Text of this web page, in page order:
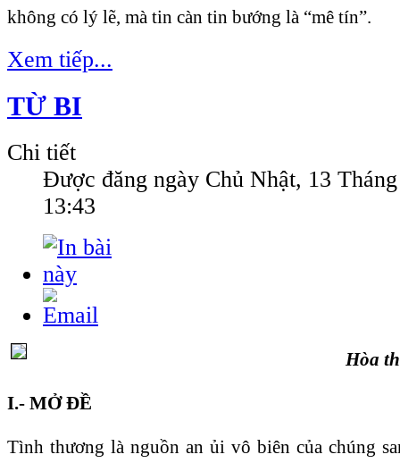
không có lý lẽ, mà tin càn tin bướng là “mê tín”.
Xem tiếp...
TỪ BI
Chi tiết
Được đăng ngày Chủ Nhật, 13
13:43
Hòa
I.- MỞ ĐỀ
Tình thương là nguồn an ủi vô biên của chúng